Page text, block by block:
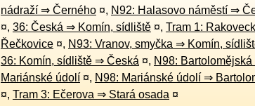
nádraží ⇒ Černého ¤, N92: Halasovo náměstí ⇒
¤, 36: Česká ⇒ Komín, sídliště ¤, Tram 1:
Řečkovice ¤, N93: Vranov, smyčka ⇒ Komín,
36: Komín, sídliště ⇒ Česká ¤, N98:
Mariánské údolí ¤, N98: Mariánské údolí ⇒
¤, Tram 3: Ečerova ⇒ Stará osada ¤